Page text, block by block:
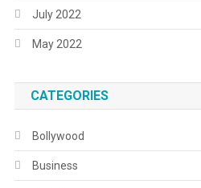
July 2022
May 2022
CATEGORIES
Bollywood
Business